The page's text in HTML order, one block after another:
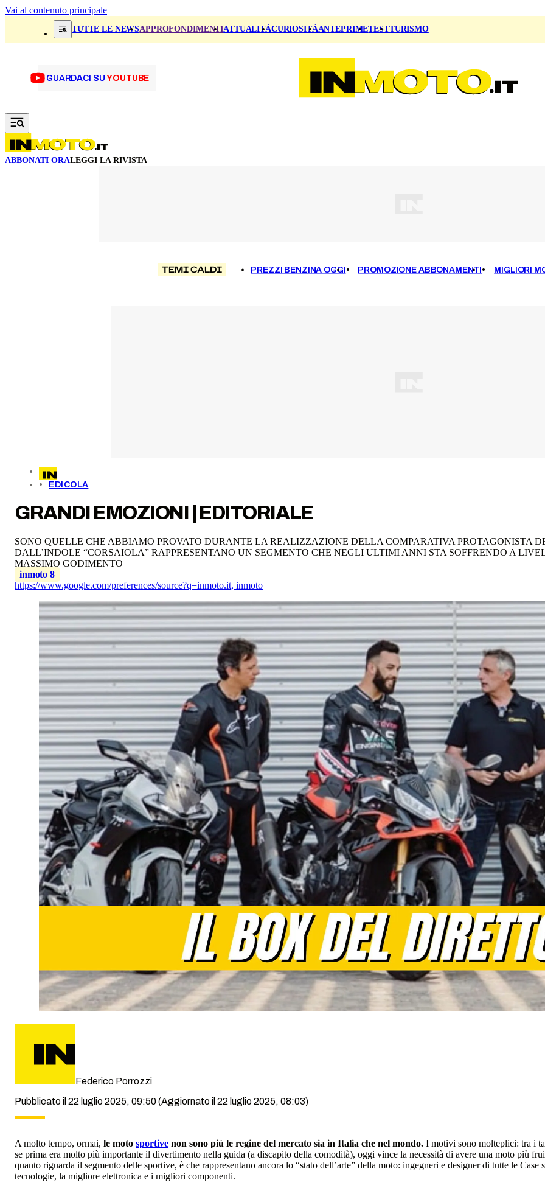
Vai al contenuto principale
TUTTE LE NEWSAPPROFONDIMENTIATTUALITÀCURIOSITÀANTEPRIMETESTTURISMO
GUARDACI SUYOUTUBE
ABBONATI ORALEGGI LA RIVISTA
TEMI CALDI PREZZI BENZINA OGGI PROMOZIONE ABBONAMENTI MIGLIORI
EDICOLA
GRANDI EMOZIONI | EDITORIALE
SONO QUELLE CHE ABBIAMO PROVATO DURANTE LA REALIZZAZIONE DELLA COMPARATIVA PROTAGONISTA
DALL’INDOLE “CORSAIOLA” RAPPRESENTANO UN SEGMENTO CHE NEGLI ULTIMI ANNI STA SOFFRENDO A
MASSIMO GODIMENTO
inmoto 8
https://www.google.com/preferences/source?q=inmoto.it, inmoto
Federico Porrozzi
Pubblicato il 22 luglio 2025, 09:50(Aggiornato il 22 luglio 2025, 08:03)
A molto tempo, ormai, le moto sportive non sono più le regine del mercato sia in Italia che nel mondo. I motivi sono molteplici: tra i
se prima era molto più importante il divertimento nella guida (a discapito della comodità), oggi vince la necessità di avere una moto più
quanto riguarda il segmento delle sportive, è che rappresentano ancora lo “stato dell’arte” della moto: ingegneri e designer di tutte le
tecnologie, la migliore elettronica e i migliori componenti.